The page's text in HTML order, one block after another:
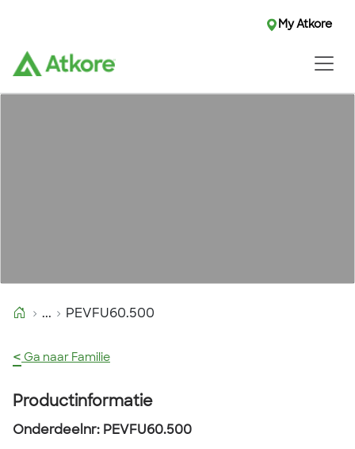
My Atkore
... PEVFU60.500
< Ga naar Familie
Productinformatie
Onderdeelnr: PEVFU60.500